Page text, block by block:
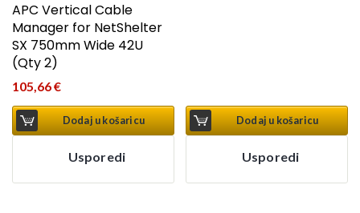
APC Vertical Cable
Manager for NetShelter
SX 750mm Wide 42U
(Qty 2)
105,66€
Dodaj u košaricu
Usporedi
Dodaj u košaricu
Usporedi